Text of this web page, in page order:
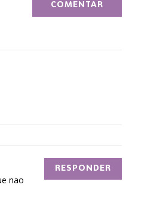
nao
RESPONDER